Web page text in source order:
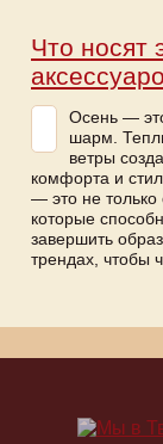
Что носят
Осень —
шарм.
ветры
комфорта и
— это не только
которые
завершить
трендах, чтобы